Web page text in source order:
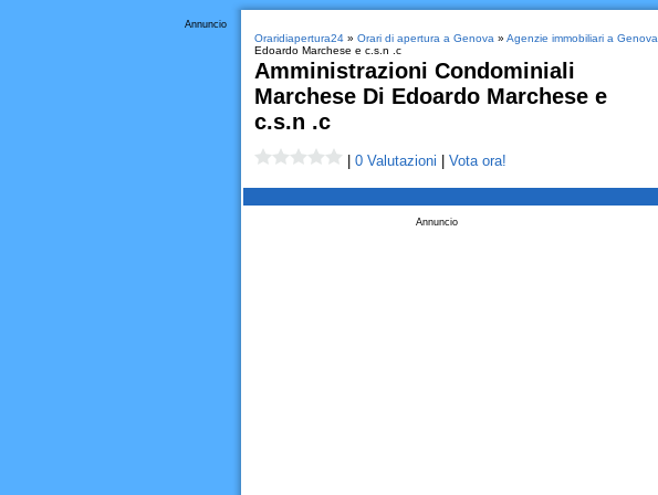
Annuncio
Oraridiapertura24» Orari di apertura a Genova » Agenzie immobiliari a Genova
Edoardo Marchese e c.s.n .c
Amministrazioni Condominiali
Marchese Di Edoardo Marchese e
c.s.n .c
0 Valutazioni Vota ora!
Annuncio